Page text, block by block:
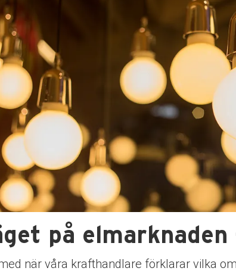
på
när våra krafthandlare förklarar vilka